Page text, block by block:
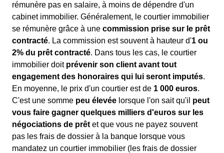
rémunère pas en salaire, à moins de dépendre d'un
cabinet immobilier. Généralement, le courtier immobilier
se rémunère grâce à une commission prise sur le prêt
contracté. La commission est souvent à hauteur d'1 ou
2% du prêt contracté. Dans tous les cas, le courtier
immobilier doit prévenir son client avant tout
engagement des honoraires qui lui seront imputés.
En moyenne, le prix d'un courtier est de 1 000 euros.
C'est une somme peu élevée lorsque l'on sait qu'il peut
vous faire gagner quelques milliers d'euros sur les
négociations de prêt et que vous ne payez souvent
pas les frais de dossier à la banque lorsque vous
mandatez un courtier immobilier (les frais de dossier